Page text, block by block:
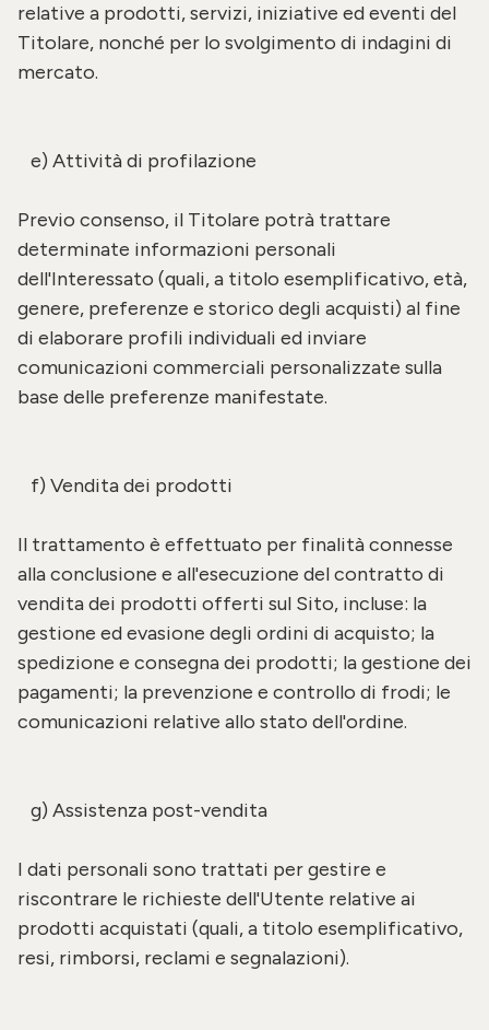
relative a prodotti, servizi, iniziative ed eventi del
Titolare, nonché per lo svolgimento di indagini di
mercato.
e) Attività di profilazione
Previo consenso, il Titolare potrà trattare
determinate informazioni personali
dell'Interessato (quali, a titolo esemplificativo, età,
genere, preferenze e storico degli acquisti) al fine
di elaborare profili individuali ed inviare
comunicazioni commerciali personalizzate sulla
base delle preferenze manifestate.
f) Vendita dei prodotti
Il trattamento è effettuato per finalità connesse
alla conclusione e all'esecuzione del contratto di
vendita dei prodotti offerti sul Sito, incluse: la
gestione ed evasione degli ordini di acquisto; la
spedizione e consegna dei prodotti; la gestione dei
pagamenti; la prevenzione e controllo di frodi; le
comunicazioni relative allo stato dell'ordine.
g) Assistenza post-vendita
I dati personali sono trattati per gestire e
riscontrare le richieste dell'Utente relative ai
prodotti acquistati (quali, a titolo esemplificativo,
resi, rimborsi, reclami e segnalazioni).